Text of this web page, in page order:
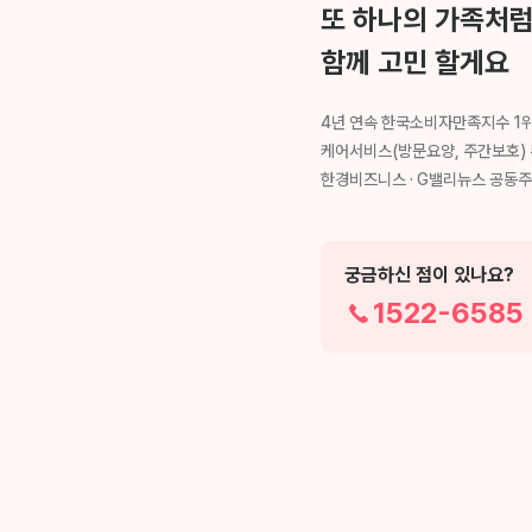
또 하나의 가족처럼
함께 고민 할게요
4년 연속 한국소비자만족지수 1위
케어서비스(방문요양, 주간보호)
한경비즈니스 · G밸리뉴스 공동
궁금하신 점이 있나요?
1522-6585